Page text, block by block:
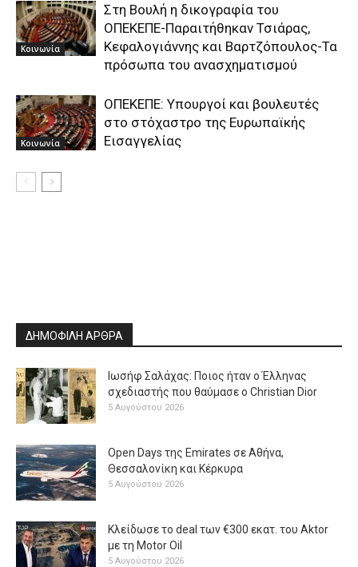
Κοινωνία
Στη Βουλή η δικογραφία του
ΟΠΕΚΕΠΕ-Παραιτήθηκαν Τσιάρας,
Κεφαλογιάννης και Βαρτζόπουλος-Τα
πρόσωπα του ανασχηματισμού
Κοινωνία
ΟΠΕΚΕΠΕ: Yπουργοί και βουλευτές
στο στόχαστρο της Ευρωπαϊκής
Εισαγγελίας
ΔΗΜΟΦΙΛΗ ΑΡΘΡΑ
Ιωσήφ Σαλάχας: Ποιος ήταν ο Έλληνας
σχεδιαστής που θαύμασε ο Christian Dior
5 Αυγούστου 2026
Open Days της Emirates σε Αθήνα,
Θεσσαλονίκη και Κέρκυρα
5 Αυγούστου 2026
Κλείδωσε το deal των €300 εκατ. του Aktor
με τη Μotor Oil
5 Αυγούστου 2026